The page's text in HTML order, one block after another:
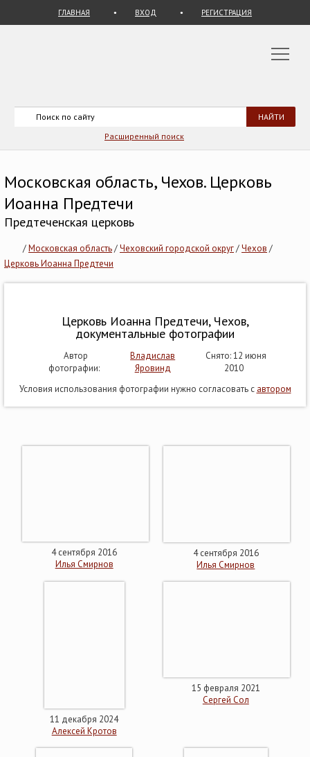
ГЛАВНАЯ ВХОД РЕГИСТРАЦИЯ
Расширенный поиск
Московская область, Чехов. Церковь
Иоанна Предтечи
Предтеченская церковь
/Московская область/Чеховский городской округ/Чехов /
Церковь Иоанна Предтечи
Церковь Иоанна Предтечи, Чехов,
документальные фотографии
Автор
фотографии:
Владислав
Яровинд
Снято: 12 июня
2010
Условия использования фотографии нужно согласовать с автором
4 сентября 2016
Илья Смирнов
4 сентября 2016
Илья Смирнов
11 декабря 2024
Алексей Кротов
15 февраля 2021
Сергей Сол